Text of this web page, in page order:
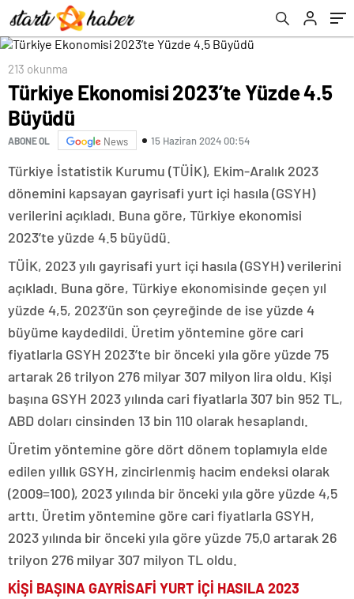
213 okunma
Türkiye Ekonomisi 2023’te Yüzde 4.5
Büyüdü
ABONE OL News 15 Haziran 2024 00:54
Türkiye İstatistik Kurumu (TÜİK), Ekim-Aralık 2023
dönemini kapsayan gayrisafi yurt içi hasıla (GSYH)
verilerini açıkladı. Buna göre, Türkiye ekonomisi
2023’te yüzde 4.5 büyüdü.
TÜİK, 2023 yılı gayrisafi yurt içi hasıla (GSYH) verilerini
açıkladı. Buna göre, Türkiye ekonomisinde geçen yıl
yüzde 4,5, 2023’ün son çeyreğinde de ise yüzde 4
büyüme kaydedildi. Üretim yöntemine göre cari
fiyatlarla GSYH 2023’te bir önceki yıla göre yüzde 75
artarak 26 trilyon 276 milyar 307 milyon lira oldu. Kişi
başına GSYH 2023 yılında cari fiyatlarla 307 bin 952 TL,
ABD doları cinsinden 13 bin 110 olarak hesaplandı.
Üretim yöntemine göre dört dönem toplamıyla elde
edilen yıllık GSYH, zincirlenmiş hacim endeksi olarak
(2009=100), 2023 yılında bir önceki yıla göre yüzde 4,5
arttı. Üretim yöntemine göre cari fiyatlarla GSYH,
2023 yılında bir önceki yıla göre yüzde 75,0 artarak 26
trilyon 276 milyar 307 milyon TL oldu.
KİŞİ BAŞINA GAYRİSAFİ YURT İÇİ HASILA 2023